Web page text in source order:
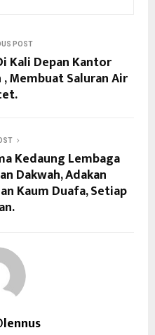
POST
Kali Depan Kantor
Membuat Saluran Air
Kedaung Lembaga
Dakwah, Adakan
Kaum Duafa, Setiap